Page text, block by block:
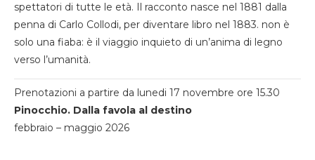
spettatori di tutte le età. Il racconto nasce nel 1881 dalla
penna di Carlo Collodi, per diventare libro nel 1883. non è
solo una fiaba: è il viaggio inquieto di un’anima di legno
verso l’umanità.
Prenotazioni a partire da lunedi 17 novembre ore 15.30
Pinocchio. Dalla favola al destino
febbraio – maggio 2026